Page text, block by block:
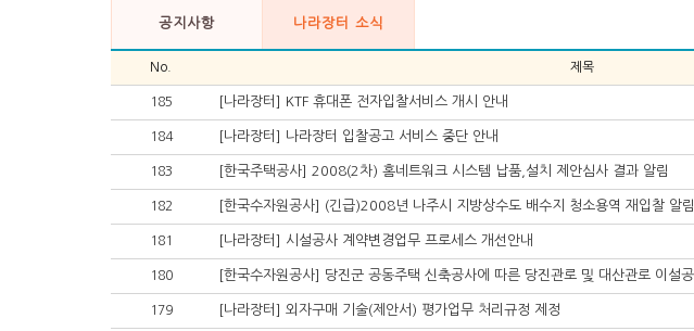
공지사항 나라장터 소식
No. 제목
185 [나라장터] KTF 휴대폰 전자입찰서비스 개시 안내
184 [나라장터] 나라장터 입찰공고 서비스 중단 안내
183 [한국주택공사] 2008(2차) 홈네트워크 시스템 납품,설치 제안심사 결과 알림
182 [한국수자원공사] (긴급)2008년 나주시 지방상수도 배수지 청소용역 재입찰 알림
181 [나라장터] 시설공사 계약변경업무 프로세스 개선안내
180
179 [나라장터] 외자구매 기술(제안서) 평가업무 처리규정 제정